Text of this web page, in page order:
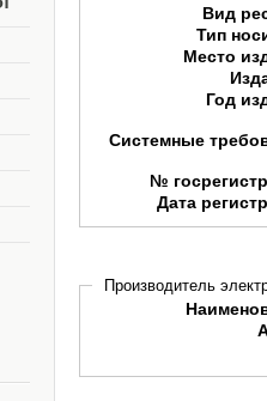
Вид
Тип
Место
Год
Системные
№
Дата
Производитель